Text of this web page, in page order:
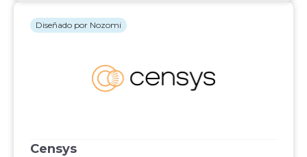
Censys
Diseñado por Nozomi